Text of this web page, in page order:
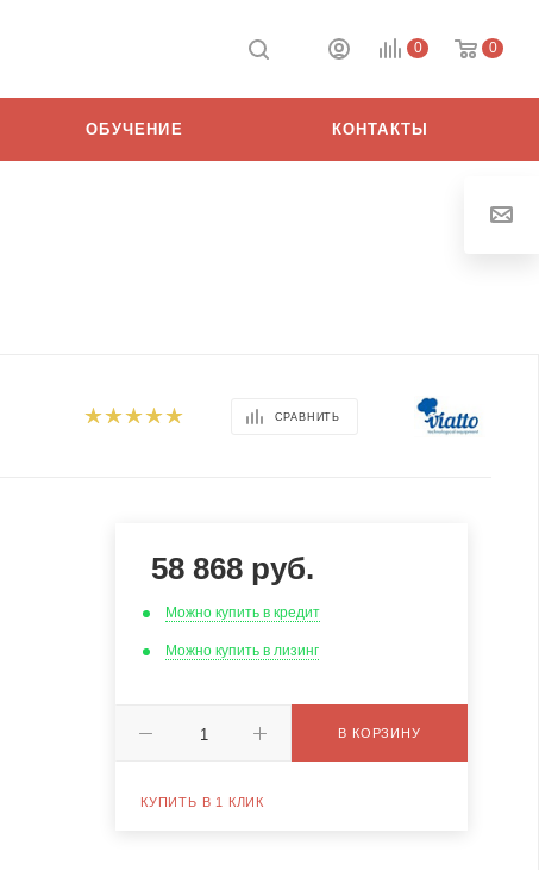
0 0
ОБУЧЕНИЕ КОНТАКТЫ
СРАВНИТЬ
58 868 руб.
Можно купить в кредит
Можно купить в лизинг
В КОРЗИНУ
КУПИТЬ В 1 КЛИК